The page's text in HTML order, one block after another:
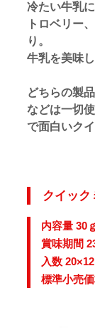
冷たい牛乳
トロベリー
り。
牛乳を美味
どちらの製
などは一切
で面白いク
クイック
内容量 30ｇ
賞味期間
入数 20×12
標準小売価